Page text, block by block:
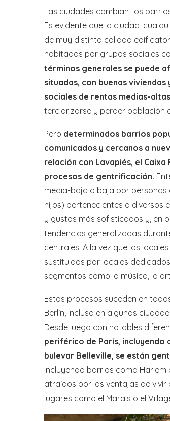
Las ciudades cambian, los
Es evidente que la ciudad,
de muy distinta calidad
habitadas por grupos sociales
términos generales se puede
situadas, con buenas
sociales de rentas medias-
terciarizarse y perder población
Pero determinados barrios
comunicados y cercanos a
relación con Lavapiés, el
procesos de gentrificación.
media-baja o baja por
hijos) pertenecientes a diversos
y gustos más sofisticados y, en
tendencias generalizadas
centrales. A la vez que los
sustituidos por locales
segmentos como la música, la
Estos procesos suceden en
Berlín, incluso en algunas
Desde luego con notables
periférico de París, incluyendo
bulevar Belleville, se están
incluyendo barrios como
atraídos por las ventajas de
lugares como el Marais o el